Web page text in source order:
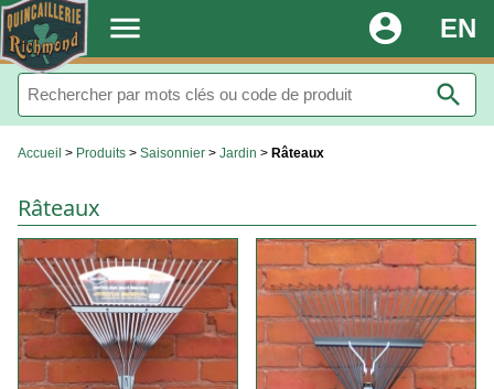
. menu EN
account_circle
search
Accueil > Produits > Saisonnier > Jardin > Râteaux
Râteaux